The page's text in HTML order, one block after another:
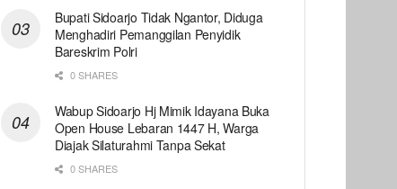
Bupati Sidoarjo Tidak Ngantor, Diduga
Menghadiri Pemanggilan Penyidik
Bareskrim Polri
0 SHARES
Wabup Sidoarjo Hj Mimik Idayana Buka
Open House Lebaran 1447 H, Warga
Diajak Silaturahmi Tanpa Sekat
0 SHARES